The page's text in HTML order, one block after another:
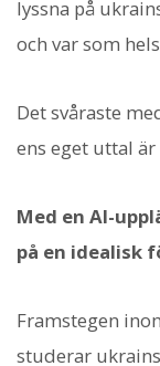
lyssna på
och var som
Det svåraste
ens eget uttal
Med en AI-
på en idealisk
Framstegen
studerar